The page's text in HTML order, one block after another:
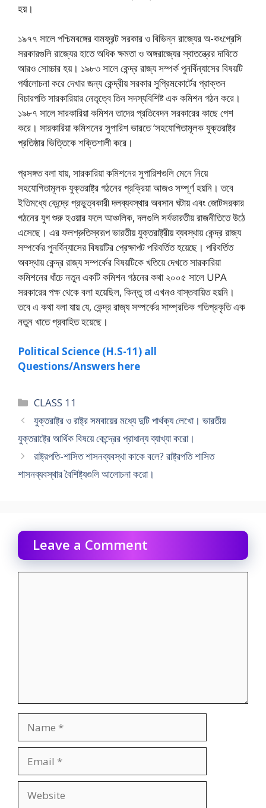
হয়।
১৯৭৭ সালে পশ্চিমবঙ্গের বামফ্রন্ট সরকার ও বিভিন্ন রাজ্যের অ-কংগ্রেসি
সরকারগুলি রাজ্যের হাতে অধিক ক্ষমতা ও অঙ্গরাজ্যের স্বাতন্ত্রের দাবিতে
আরও সােচ্চার হয়। ১৯৮৩ সালে কেন্দ্র রাজ্য সম্পর্ক পুনর্বিন্যাসের বিষয়টি
পর্যালােচনা করে দেখার জন্য কেন্দ্রীয় সরকার সুপ্রিমকোর্টের প্রাক্তন
বিচারপতি সারকারিয়ার নেতৃত্বে তিন সদস্যবিশিষ্ট এক কমিশন গঠন করে।
১৯৮৭ সালে সারকারিয়া কমিশন তাদের প্রতিবেদন সরকারের কাছে পেশ
করে। সারকারিয়া কমিশনের সুপারিশ ভারতে ‘সহযােগিতামূলক যুক্তরাষ্ট্র
প্রতিষ্ঠার ভিত্তিকে শক্তিশালী করে।
প্রসঙ্গত বলা যায়, সারকারিয়া কমিশনের সুপারিশগুলি মেনে নিয়ে
সহযােগিতামূলক যুক্তরাষ্ট্র গঠনের প্রক্রিয়া আজও সম্পূর্ণ হয়নি। তবে
ইতিমধ্যে কেন্দ্রে প্রভুত্বকারী দলব্যবস্থার অবসান ঘটায় এবং জোটসরকার
গঠনের যুগ শুরু হওয়ার ফলে আঞ্চলিক, দলগুলি সর্বভারতীয় রাজনীতিতে উঠে
এসেছে। এর ফলশ্রুতিস্বরূপ ভারতীয় যুক্তরাষ্ট্রীয় ব্যবস্থায় কেন্দ্র রাজ্য
সম্পর্কের পুনর্বিন্যাসের বিষয়টির প্রেক্ষাপট পরিবর্তিত হয়েছে। পরিবর্তিত
অবস্থায় কেন্দ্র রাজ্য সম্পর্কের বিষয়টিকে খতিয়ে দেখতে সারকারিয়া
কমিশনের ধাঁচে নতুন একটি কমিশন গঠনের কথা ২০০৫ সালে UPA
সরকারের পক্ষ থেকে বলা হয়েছিল, কিন্তু তা এখনও বাস্তবায়িত হয়নি।
তবে এ কথা বলা যায় যে, কেন্দ্র রাজ্য সম্পর্কের সাম্প্রতিক গতিপ্রকৃতি এক
নতুন খাতে প্রবাহিত হয়েছে।
Political Science (H.S-11) all
Questions/Answers here
Categories
CLASS 11
যুক্তরাষ্ট্র ও রাষ্ট্র সমবায়ের মধ্যে দুটি পার্থক্য লেখাে। ভারতীয়
যুক্তরাষ্ট্রে আর্থিক বিষয়ে কেন্দ্রের প্রাধান্য ব্যাখ্যা করাে।
রাষ্ট্রপতি-শাসিত শাসনব্যবস্থা কাকে বলে? রাষ্ট্রপতি শাসিত
শাসনব্যবস্থার বৈশিষ্ট্যগুলি আলােচনা করাে।
Leave a Comment